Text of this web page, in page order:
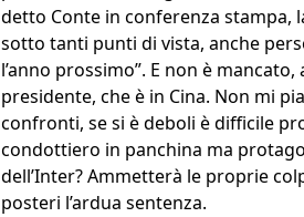
detto Conte in conferenza stampa,
sotto tanti punti di vista, anche
l’anno prossimo”. E non è
presidente, che è in Cina. Non mi
confronti, se si è deboli è difficile
condottiero in panchina ma
dell’Inter? Ammetterà le proprie
posteri l’ardua sentenza.